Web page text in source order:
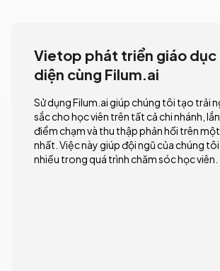
Vietop phát triển giáo dục
diện cùng Filum.ai
Sử dụng Filum.ai giúp chúng tôi tạo trải
sắc cho học viên trên tất cả chi nhánh,
điểm chạm và thu thập phản hồi trên
nhất. Việc này giúp đội ngũ của chúng
nhiều trong quá trình chăm sóc học viên.